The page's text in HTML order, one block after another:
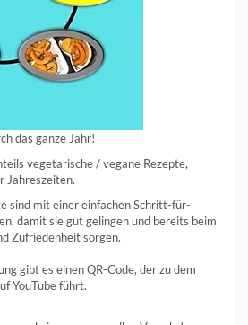
das ganze Jahr!
vegetarische / vegane Rezepte,
Jahreszeiten.
sind mit einer einfachen Schritt-für-
damit sie gut gelingen und bereits beim
Zufriedenheit sorgen.
gibt es einen QR-Code, der zu dem
YouTube führt.